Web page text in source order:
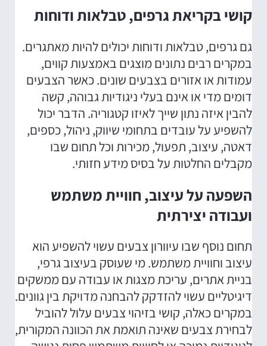
קושי בקריאת גרפים, טבלאות ודוחות
גם גרפים, טבלאות ודוחות יכולים להיות מאתגרים.
במקרים רבים נתונים מוצגים באמצעות קווים,
עמודות או אזורים בצבעים שונים. כאשר הצבעים
דומים מדי או אינם בעלי ניגודיות גבוהה, קשה
להבין איזה נתון שייך לאיזו קטגוריה. הדבר יכול
להשפיע על עובדים בתחומי שיווק, ניהול, כספים,
דאטה, עיצוב, תפעול, מכירות וכל תחום שבו
מקבלים החלטות על בסיס מידע חזותי.
השפעה על עיצוב, חוויית משתמש
ועבודה יצירתית
תחום נוסף שבו עיוורון צבעים עשוי להשפיע הוא
עיצוב וחוויית משתמש. מי שעוסק בעיצוב גרפי,
בניית אתרים, עריכת מצגות או עבודה עם ממשקים
דיגיטליים עשוי להזדקק להבחנה מדויקת בין גוונים.
במקרים כאלה, קושי בזיהוי צבעים עלול להוביל
לבחירת צבעים שאינה תואמת את הכוונה המקורית,